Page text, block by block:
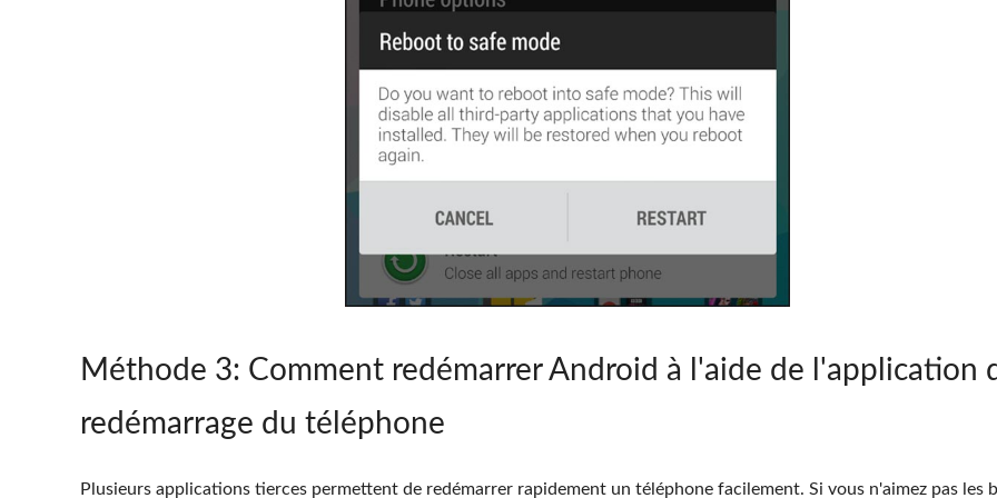
Méthode 3: Comment redémarrer Android à l'aide de l'application
redémarrage du téléphone
Plusieurs applications tierces permettent de redémarrer rapidement un téléphone facilement. Si vous n'aimez pas les